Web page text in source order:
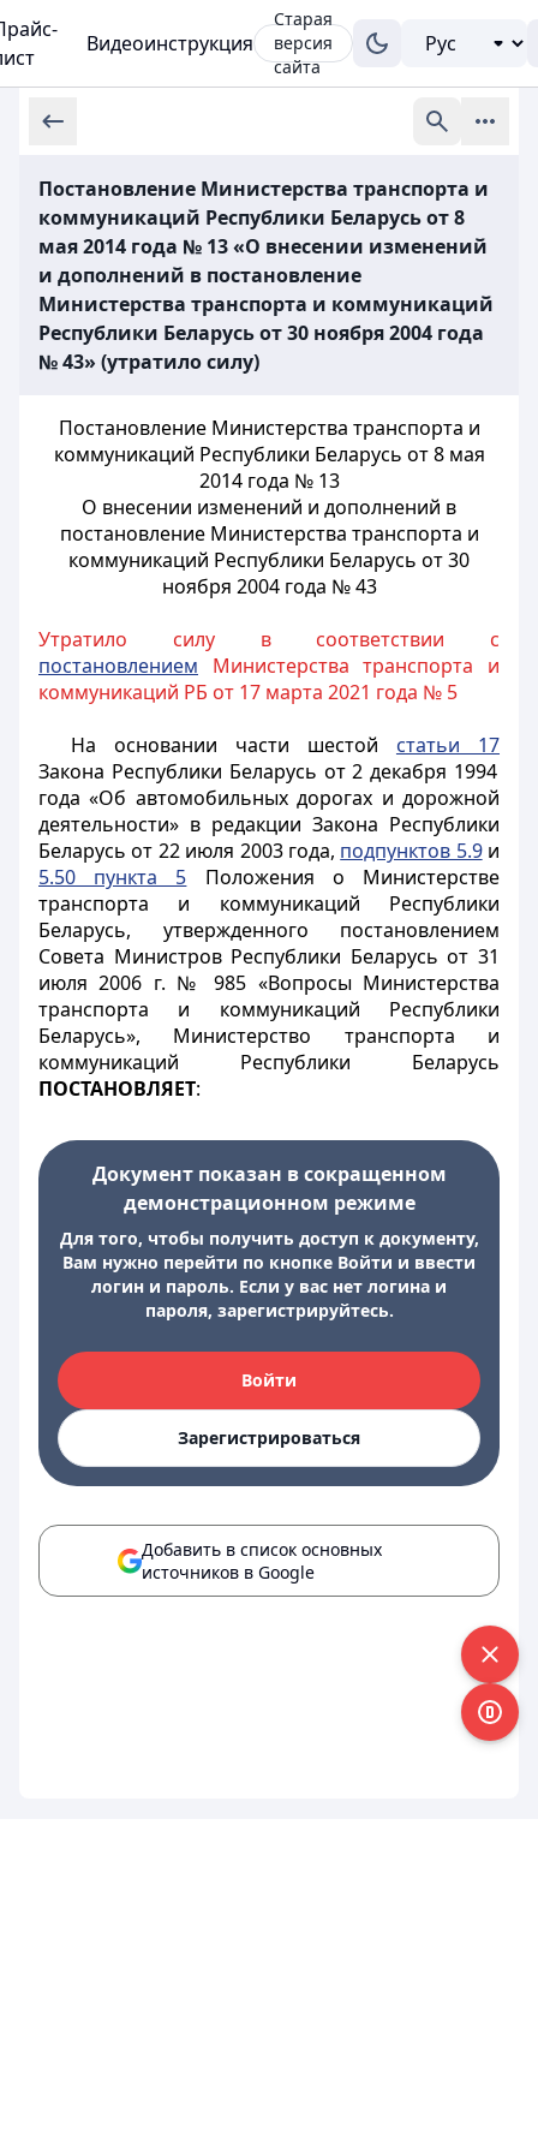
Видеоинструкция
Старая
версия
сайта
Постановление Министерства транспорта и
коммуникаций Республики Беларусь от 8
мая 2014 года № 13 «О внесении изменений
и дополнений в постановление
Министерства транспорта и коммуникаций
Республики Беларусь от 30 ноября 2004 года
№ 43» (утратило силу)
Постановление Министерства транспорта и
коммуникаций Республики Беларусь от 8 мая
2014 года № 13
О внесении изменений и дополнений в
постановление Министерства транспорта и
коммуникаций Республики Беларусь от 30
ноября 2004 года № 43
Утратило силу в соответствии с
постановлением Министерства транспорта и
коммуникаций РБ от 17 марта 2021 года № 5
На основании части шестой статьи 17
Закона Республики Беларусь от 2 декабря 1994
года «Об автомобильных дорогах и дорожной
деятельности» в редакции Закона Республики
Беларусь от 22 июля 2003 года, подпунктов 5.9и
5.50 пункта 5 Положения о Министерстве
транспорта и коммуникаций Республики
Беларусь, утвержденного постановлением
Совета Министров Республики Беларусь от 31
июля 2006 г. № 985 «Вопросы Министерства
транспорта и коммуникаций Республики
Беларусь», Министерство транспорта и
коммуникаций Республики Беларусь
ПОСТАНОВЛЯЕТ:
Документ показан в сокращенном
демонстрационном режиме
Для того, чтобы получить доступ к документу,
Вам нужно перейти по кнопке Войти и ввести
логин и пароль. Если у вас нет логина и
пароля, зарегистрируйтесь.
Войти
Зарегистрироваться
Добавить в список основных
источников в Google